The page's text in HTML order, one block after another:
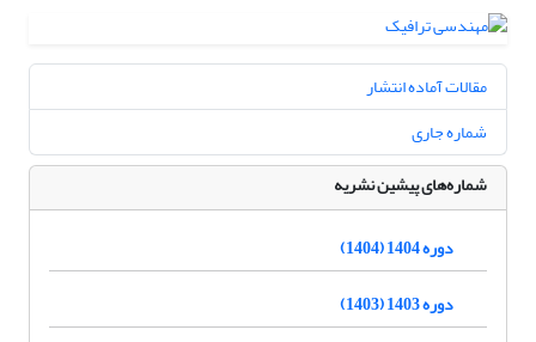
مقالات آماده انتشار
شماره جاری
شماره‌های پیشین نشریه
دوره 1404 (1404)
دوره 1403 (1403)